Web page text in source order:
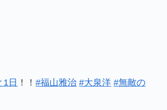
1日 ！！#福山雅治 #大泉洋 #無敵の